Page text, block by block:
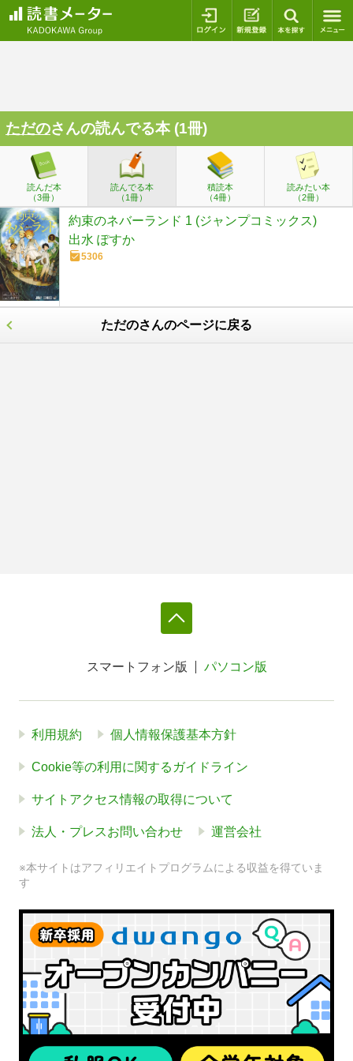
ログイン 新規登録
ただのさんの読んでる本 (1冊)
読んだ本
（3冊）
読んでる本
（1冊）
積読本
（4冊）
読みたい本
（2冊）
約束のネバーランド 1 (ジャンプコミックス)
出水 ぽすか
5306
ただのさんのページに戻る
スマートフォン版 パソコン版
利用規約 個人情報保護基本方針
Cookie等の利用に関するガイドライン
サイトアクセス情報の取得について
法人・プレスお問い合わせ 運営会社
※本サイトはアフィリエイトプログラムによる収益を得ていま
す